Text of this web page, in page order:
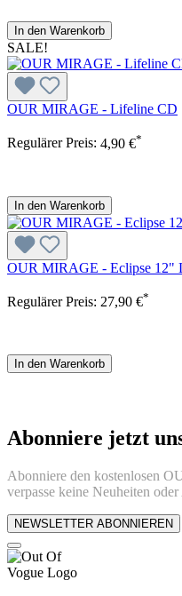
In den Warenkorb
SALE!
OUR MIRAGE - Lifeline CD
Regulärer Preis: 4,90 €*
In den Warenkorb
OUR MIRAGE - Eclipse 12"
Regulärer Preis: 27,90 €*
In den Warenkorb
Abonniere jetzt
Abonniere den kostenlosen
verpasse keine Neuheiten
NEWSLETTER ABONNIEREN